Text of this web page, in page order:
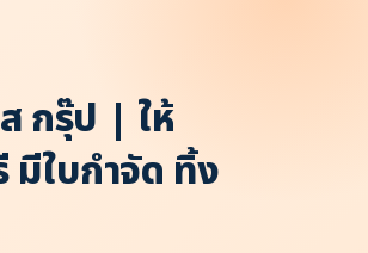
กรุ๊ป | ให้
ใบกำจัด ทิ้ง